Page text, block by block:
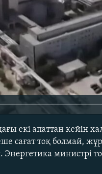
екі апаттан кейін
сағат тоқ болмай,
министрі